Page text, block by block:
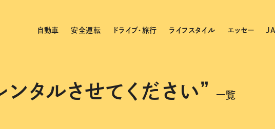
自動車 安全運転 ドライブ・旅行 ライフスタイル エッセー
ンタルさせてください” 一覧